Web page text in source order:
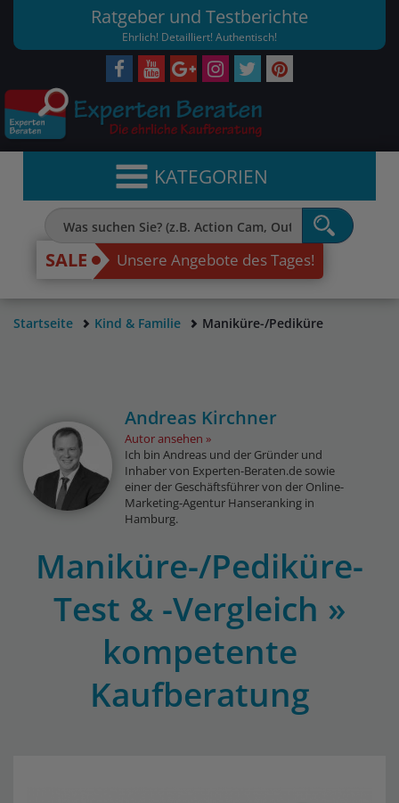
Ratgeber und Testberichte
Ehrlich! Detailliert! Authentisch!
KATEGORIEN
SALE Unsere Angebote des Tages!
Startseite Kind & Familie Maniküre-/Pediküre
Andreas Kirchner
Autor ansehen
Ich bin Andreas und der Gründer und
Inhaber von Experten-Beraten.de sowie
einer der Geschäftsführer von der Online-
Marketing-Agentur Hanseranking in
Hamburg.
Maniküre-/Pediküre-
Test & -Vergleich »
kompetente
Kaufberatung